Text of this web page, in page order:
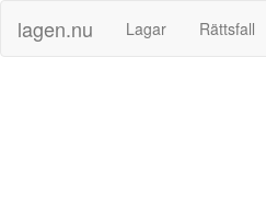
lagen.nu Lagar Rättsfall